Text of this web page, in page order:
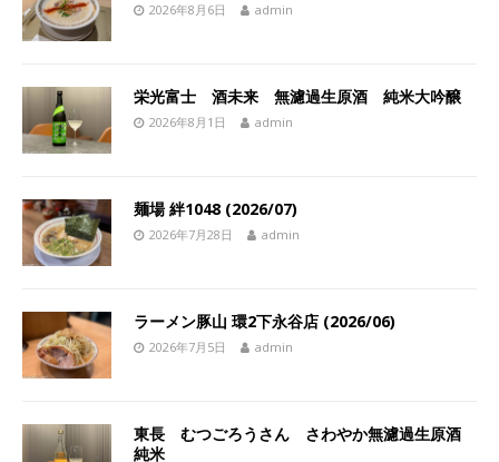
2026年8月6日 admin
栄光富士 酒未来 無濾過生原酒 純米大吟醸
2026年8月1日 admin
麺場 絆1048 (2026/07)
2026年7月28日 admin
ラーメン豚山 環2下永谷店 (2026/06)
2026年7月5日 admin
東長 むつごろうさん さわやか無濾過生原酒
純米